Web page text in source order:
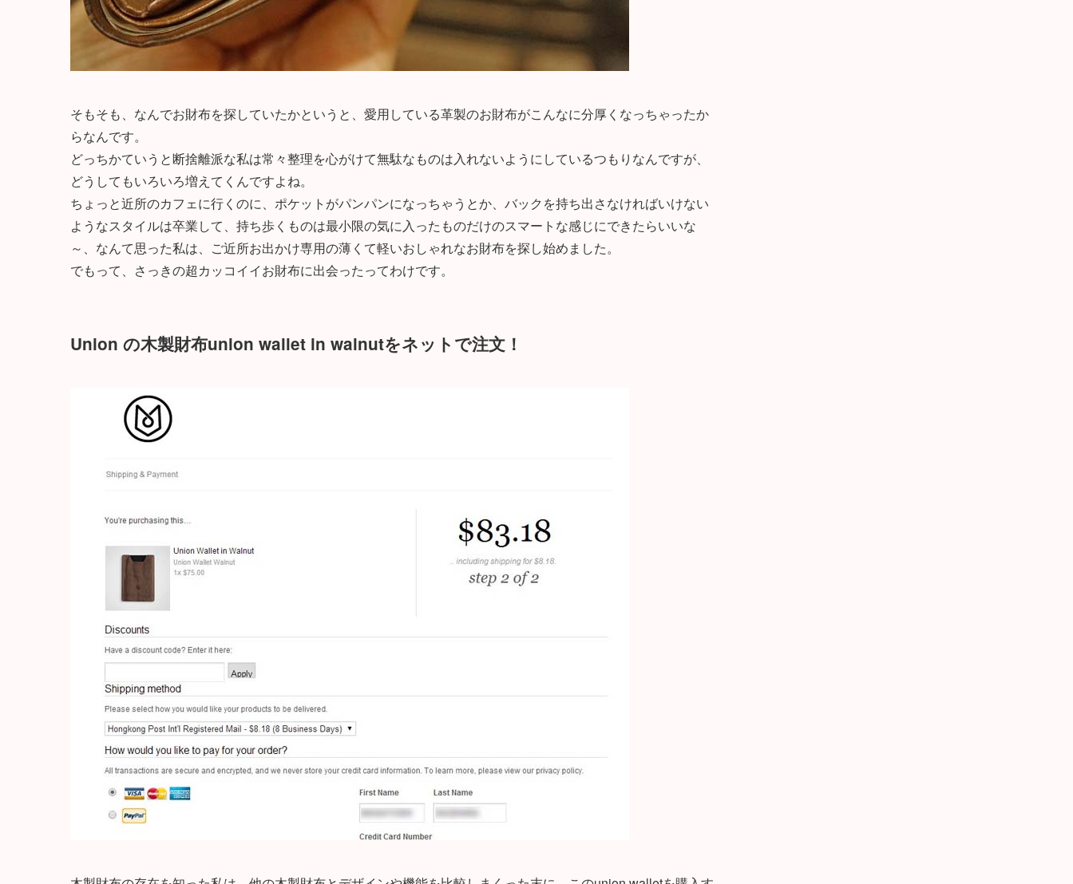
そもそも、なんでお財布を探していたかというと、愛用している革製のお財布がこんなに分厚くなっちゃったか
らなんです。
どっちかていうと断捨離派な私は常々整理を心がけて無駄なものは入れないようにしているつもりなんですが、
どうしてもいろいろ増えてくんですよね。
ちょっと近所のカフェに行くのに、ポケットがパンパンになっちゃうとか、バックを持ち出さなければいけない
ようなスタイルは卒業して、持ち歩くものは最小限の気に入ったものだけのスマートな感じにできたらいいな
～、なんて思った私は、ご近所お出かけ専用の薄くて軽いおしゃれなお財布を探し始めました。
でもって、さっきの超カッコイイお財布に出会ったってわけです。
Union の木製財布union wallet in walnutをネットで注文！